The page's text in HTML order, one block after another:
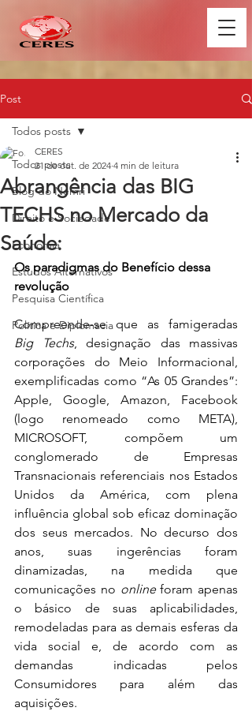
Post
Todos posts
Blog do Nemri
Direito e Sociedade
Economia
Estudos Alternativos
Pesquisa Científica
Política e Diplomacia
Todos posts
Abrangência das BIG
TECHS no Mercado da
Saúde:
CERES
21 de out. de 2024 4 min de leitura
Os paradigmas do Benefício dessa
revolução
Big Techs, designação das massivas
corporações do Meio Informacional,
exemplificadas como “As 05 Grandes”:
Apple, Google, Amazon, Facebook
(logo renomeado como META),
MICROSOFT, compõem um
conglomerado de Empresas
Transnacionais referenciais nos Estados
Unidos da América, com plena
influência global sob eficaz dominação
dos seus mercados. No decurso dos
anos, suas ingerências foram
dinamizadas, na medida que
comunicações no online foram apenas
o básico de suas aplicabilidades,
remodeladas para as demais esferas da
vida social e, de acordo com as
demandas indicadas pelos
Consumidores para além das
aquisições.